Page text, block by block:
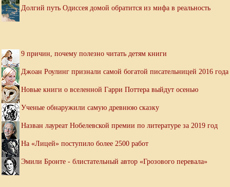
Долгий путь Одиссея домой обратится из мифа в реальность
9 причин, почему полезно читать детям книги
Джоан Роулинг признали самой богатой писательницей 2016 года
Новые книги о вселенной Гарри Поттера выйдут осенью
Ученые обнаружили самую древнюю сказку
Назван лауреат Нобелевской премии по литературе за 2019 год
На «Лицей» поступило более 2500 работ
Эмили Бронте - блистательный автор «Грозового перевала»